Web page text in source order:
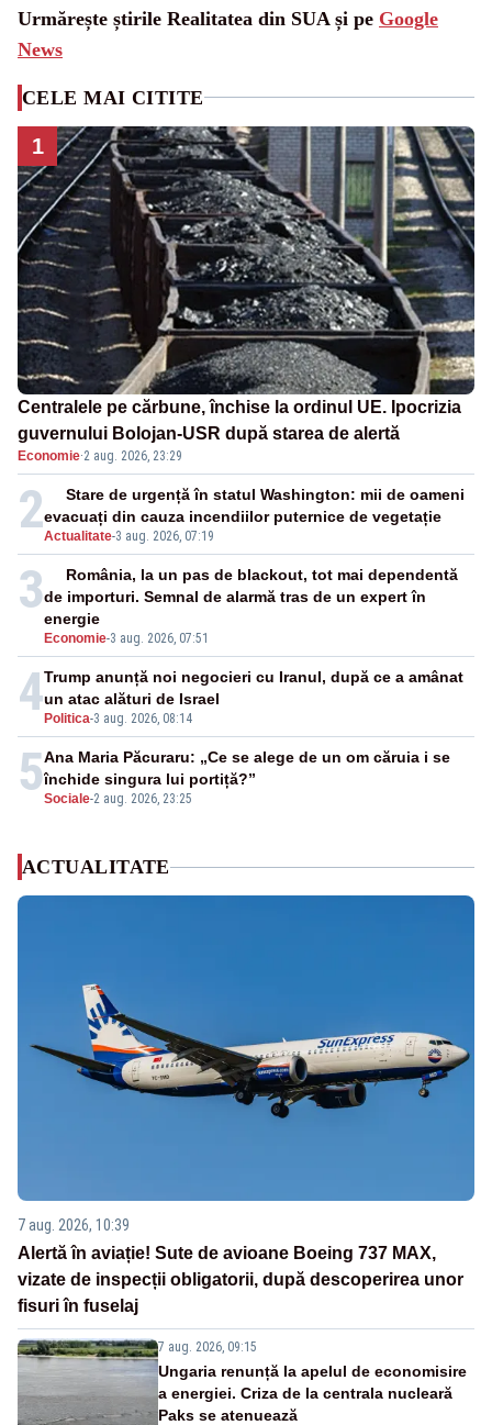
Urmărește știrile Realitatea din SUA și pe Google
News
CELE MAI CITITE
1
Centralele pe cărbune, închise la ordinul UE. Ipocrizia
guvernului Bolojan-USR după starea de alertă
Economie·2 aug. 2026, 23:29
2Actualitate-3 aug. 2026, 07:19
Stare de urgență în statul Washington: mii de oameni
evacuați din cauza incendiilor puternice de vegetație
3
Economie-3 aug. 2026, 07:51
România, la un pas de blackout, tot mai dependentă
de importuri. Semnal de alarmă tras de un expert în
energie
4 Politica-3 aug. 2026, 08:14
Trump anunță noi negocieri cu Iranul, după ce a amânat
un atac alături de Israel
5Sociale-2 aug. 2026, 23:25
Ana Maria Păcuraru: „Ce se alege de un om căruia i se
închide singura lui portiță?”
ACTUALITATE
7 aug. 2026, 10:39
Alertă în aviație! Sute de avioane Boeing 737 MAX,
vizate de inspecții obligatorii, după descoperirea unor
fisuri în fuselaj
7 aug. 2026, 09:15
Ungaria renunță la apelul de economisire
a energiei. Criza de la centrala nucleară
Paks se atenuează